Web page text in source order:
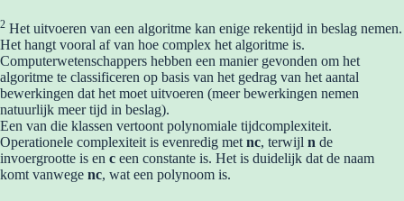
2 Het uitvoeren van een algoritme kan enige rekentijd in beslag nemen.
Het hangt vooral af van hoe complex het algoritme is.
Computerwetenschappers hebben een manier gevonden om het
algoritme te classificeren op basis van het gedrag van het aantal
bewerkingen dat het moet uitvoeren (meer bewerkingen nemen
natuurlijk meer tijd in beslag).
Een van die klassen vertoont polynomiale tijdcomplexiteit.
Operationele complexiteit is evenredig metnc, terwijl n de
invoergrootte is en c een constante is. Het is duidelijk dat de naam
komt vanwege nc, wat een polynoom is.